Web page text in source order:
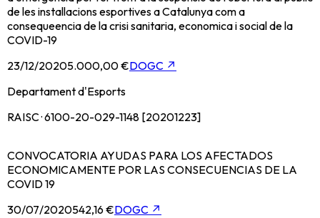
de les installacions esportives a Catalunya com a
consequeencia de la crisi sanitaria, economica i social de la
COVID-19
23/12/20205.000,00 €DOGC ↗
Departament d'Esports
RAISC · 6100-20-029-1148 [20201223]
CONVOCATORIA AYUDAS PARA LOS AFECTADOS
ECONOMICAMENTE POR LAS CONSECUENCIAS DE LA
COVID 19
30/07/2020542,16 €DOGC ↗